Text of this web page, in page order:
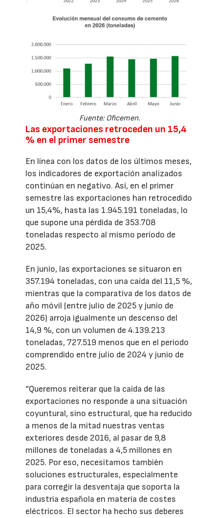
Fuente: Oficemen.
Las exportaciones retroceden un 15,4
% en el primer semestre
En línea con los datos de los últimos meses,
los indicadores de exportación analizados
continúan en negativo. Así, en el primer
semestre las exportaciones han retrocedido
un 15,4%, hasta las 1.945.191 toneladas, lo
que supone una pérdida de 353.708
toneladas respecto al mismo período de
2025.
En junio, las exportaciones se situaron en
357.194 toneladas, con una caída del 11,5 %,
mientras que la comparativa de los datos de
año móvil (entre julio de 2025 y junio de
2026) arroja igualmente un descenso del
14,9 %, con un volumen de 4.139.213
toneladas, 727.519 menos que en el periodo
comprendido entre julio de 2024 y junio de
2025.
“Queremos reiterar que la caída de las
exportaciones no responde a una situación
coyuntural, sino estructural, que ha reducido
a menos de la mitad nuestras ventas
exteriores desde 2016, al pasar de 9,8
millones de toneladas a 4,5 millones en
2025. Por eso, necesitamos también
soluciones estructurales, especialmente
para corregir la desventaja que soporta la
industria española en materia de costes
eléctricos. El sector ha hecho sus deberes